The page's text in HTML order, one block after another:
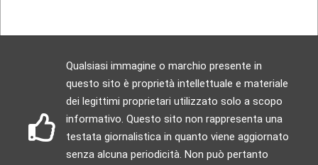
Qualsiasi immagine o marchio presente in
questo sito è proprietà intellettuale e materiale
dei legittimi proprietari utilizzato solo a scopo
informativo. Questo sito non rappresenta una
testata giornalistica in quanto viene aggiornato
senza alcuna periodicità. Non può pertanto